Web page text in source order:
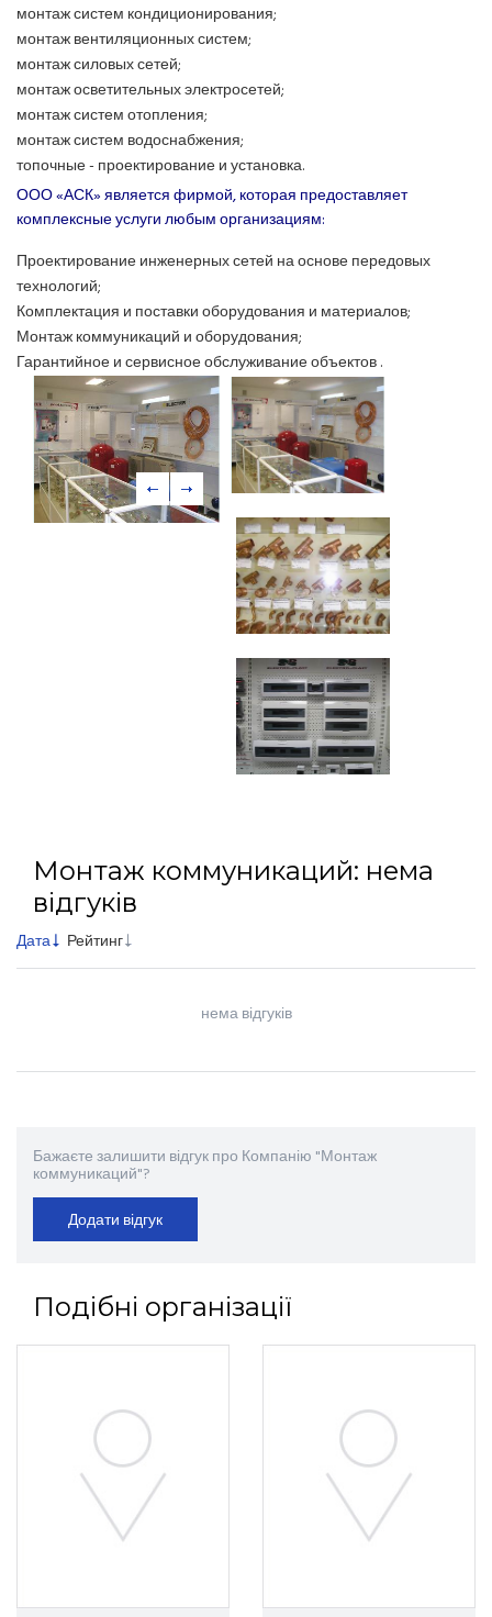
монтаж систем кондиционирования;
монтаж вентиляционных систем;
монтаж силовых сетей;
монтаж осветительных электросетей;
монтаж систем отопления;
монтаж систем водоснабжения;
топочные - проектирование и установка.
ООО «АСК» является фирмой, которая предоставляет
комплексные услуги любым организациям:
Проектирование инженерных сетей на основе передовых
технологий;
Комплектация и поставки оборудования и материалов;
Монтаж коммуникаций и оборудования;
Гарантийное и сервисное обслуживание объектов .
Монтаж коммуникаций: нема
відгуків
Дата Рейтинг
нема відгуків
Бажаєте залишити відгук про Компанію "Монтаж
коммуникаций"?
Додати відгук
Подібні організації